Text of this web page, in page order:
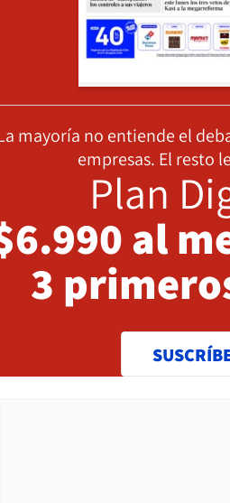
mayoría no entiende el
empresas. El resto
Plan
al
3